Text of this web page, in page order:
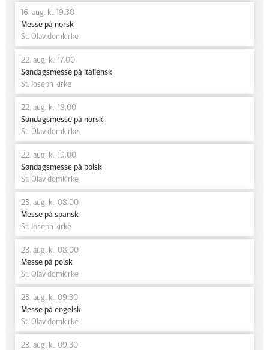
16. aug. kl. 19.30
Messe på norsk
St. Olav domkirke
22. aug. kl. 17.00
Søndagsmesse på italiensk
St. Joseph kirke
22. aug. kl. 18.00
Søndagsmesse på norsk
St. Olav domkirke
22. aug. kl. 19.00
Søndagsmesse på polsk
St. Olav domkirke
23. aug. kl. 08.00
Messe på spansk
St. Joseph kirke
23. aug. kl. 08.00
Messe på polsk
St. Olav domkirke
23. aug. kl. 09.30
Messe på engelsk
St. Olav domkirke
23. aug. kl. 09.30